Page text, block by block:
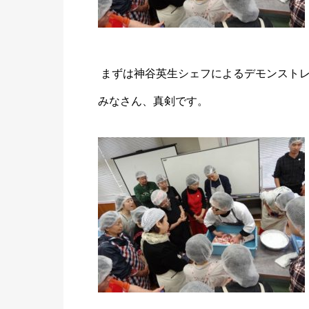
まずは神谷英生シェフによるデモンスト
みなさん、真剣です。